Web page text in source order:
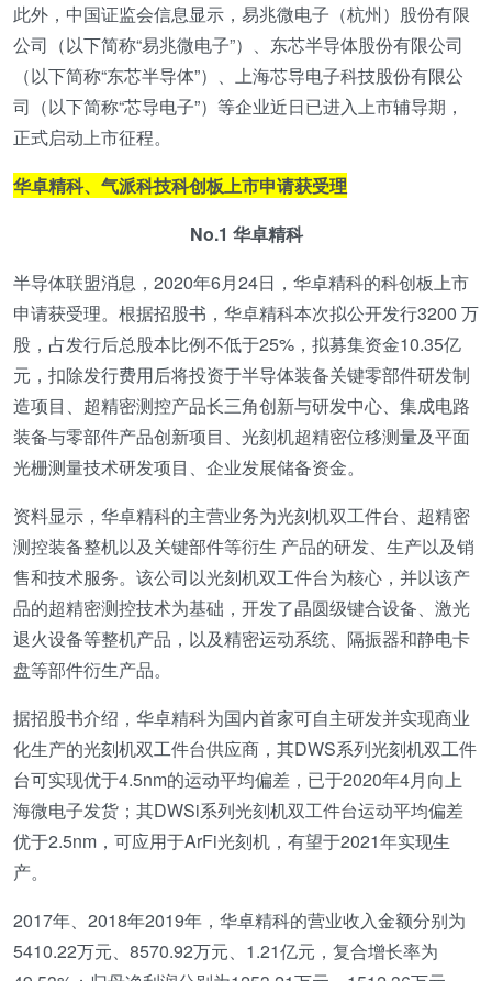
此外，中国证监会信息显示，易兆微电子（杭州）股份有限
公司（以下简称“易兆微电子”）、东芯半导体股份有限公司
（以下简称“东芯半导体”）、上海芯导电子科技股份有限公
司（以下简称“芯导电子”）等企业近日已进入上市辅导期，
正式启动上市征程。
华卓精科、气派科技科创板上市申请获受理
No.1 华卓精科
半导体联盟消息，2020年6月24日，华卓精科的科创板上市
申请获受理。根据招股书，华卓精科本次拟公开发行3200 万
股，占发行后总股本比例不低于25%，拟募集资金10.35亿
元，扣除发行费用后将投资于半导体装备关键零部件研发制
造项目、超精密测控产品长三角创新与研发中心、集成电路
装备与零部件产品创新项目、光刻机超精密位移测量及平面
光栅测量技术研发项目、企业发展储备资金。
资料显示，华卓精科的主营业务为光刻机双工件台、超精密
测控装备整机以及关键部件等衍生 产品的研发、生产以及销
售和技术服务。该公司以光刻机双工件台为核心，并以该产
品的超精密测控技术为基础，开发了晶圆级键合设备、激光
退火设备等整机产品，以及精密运动系统、隔振器和静电卡
盘等部件衍生产品。
据招股书介绍，华卓精科为国内首家可自主研发并实现商业
化生产的光刻机双工件台供应商，其DWS系列光刻机双工件
台可实现优于4.5nm的运动平均偏差，已于2020年4月向上
海微电子发货；其DWSi系列光刻机双工件台运动平均偏差
优于2.5nm，可应用于ArFi光刻机，有望于2021年实现生
产。
2017年、2018年2019年，华卓精科的营业收入金额分别为
5410.22万元、8570.92万元、1.21亿元，复合增长率为